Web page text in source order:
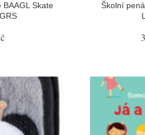
Skate
Školní